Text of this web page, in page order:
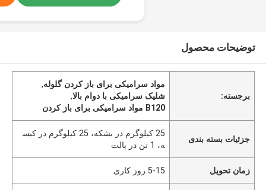
توضیحات محصول
برجسته:
مواد سرامیکی برای باز کردن گلوله,
شلیک سرامیکی با دوام بالا,
B120 مواد سرامیکی برای باز کردن
جزئیات بسته بندی
25 کیلوگرم در بشکه، 25 کیلوگرم در کیس
ه، 1 تن در پالت
زمان تحویل 5-15 روز کاری